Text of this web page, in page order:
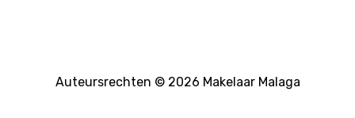
Auteursrechten © 2026 Makelaar Malaga